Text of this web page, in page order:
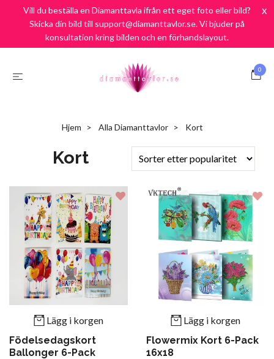
x
Vill du beställa en Diamanttavla ifrån ett eget foto eller bild?
Skicka din bild till support@diamanttavlor.se. Vi bjuder på
konsultation kring bilden och en förhandslayout.
Fri Frakt över 900:-
SEK
Frakt endast 69:-/ Snabb leverans / Nöjd kund Garanti
0
Hjem Alla Diamanttavlor Kort
Kort
Lägg i korgen
Födelsedagskort
Ballonger 6-Pack
Lägg i korgen
Flowermix Kort 6-Pack
16x18